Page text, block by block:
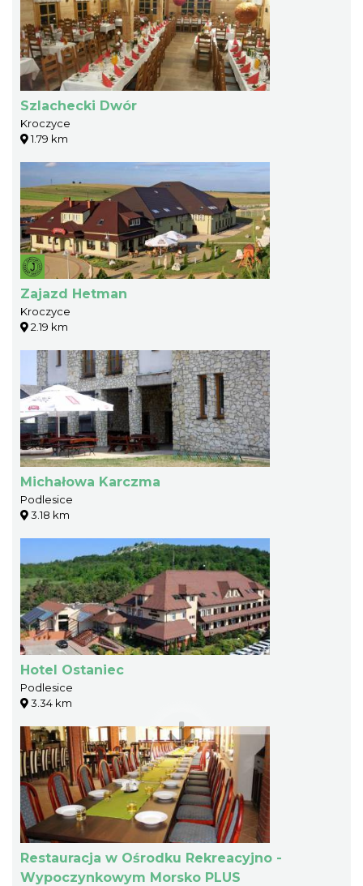
Szlachecki Dwór
Kroczyce
1.79 km
Zajazd Hetman
Kroczyce
2.19 km
Michałowa Karczma
Podlesice
3.18 km
Hotel Ostaniec
Podlesice
3.34 km
Restauracja w Ośrodku Rekreacyjno -
Wypoczynkowym Morsko PLUS